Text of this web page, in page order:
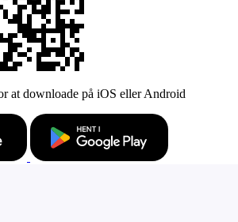
at downloade på iOS eller Android